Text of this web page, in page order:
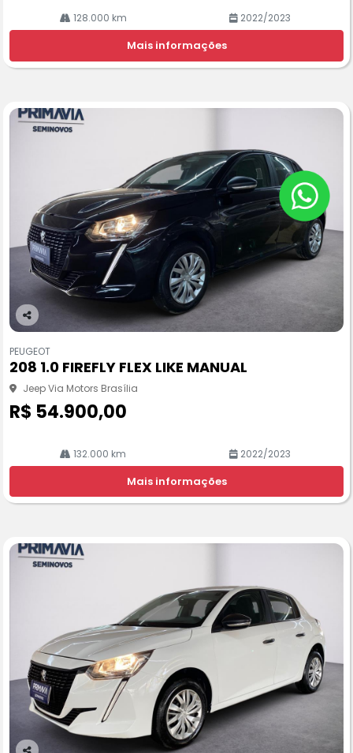
128.000 km 2022/2023
Mais informações
Co
pa
rtil
he
PEUGEOT
208 1.0 FIREFLY FLEX LIKE MANUAL
Jeep Via Motors Brasília
R$ 54.900,00
132.000 km 2022/2023
Mais informações